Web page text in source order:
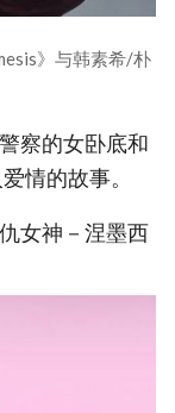
》与韩素希/朴
察的女卧底和
情的故事。
女神－涅墨西